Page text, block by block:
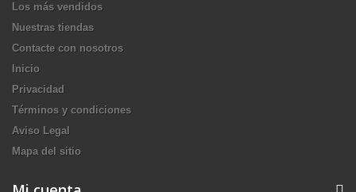
Los más vendidos
Nuestras tiendas
Contacte con nosotros
Inicio
Privacidad
Términos y condiciones
Aviso Legal
Mapa del sitio